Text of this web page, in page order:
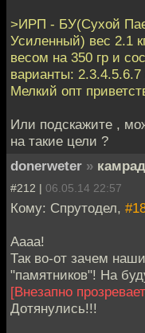
>ИРП - БУ(Сухой
Усиленный) вес 2.1
весом на 350 гр и
варианты: 2.3.4.5.6.7
Мелкий опт
Или подскажите ,
на такие цели ?
donerweter »
#212 | 06.05.14 22:57
Кому: Спрутодел,
Аааа!
Так во-от зачем
"памятников"! На
[Внезапно
Дотянулись!!!